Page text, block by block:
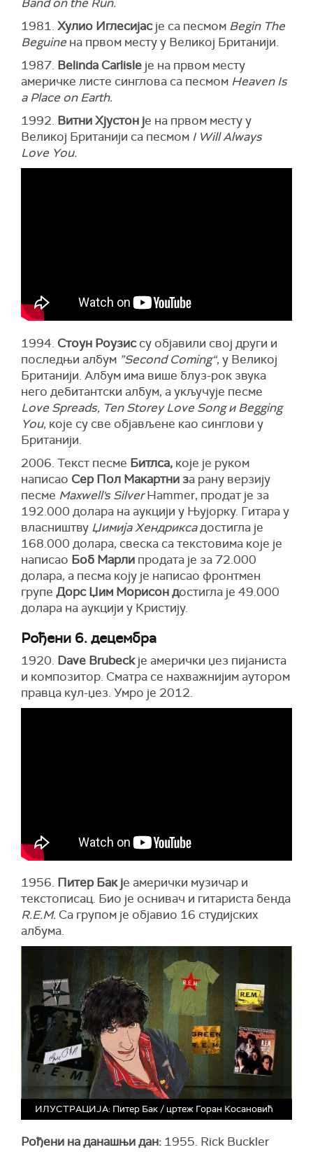
Band on the Run.
1981. Хулио Иглесијас је са песмом Begin The
Beguineна првом месту у Великој Британији.
1987. Belinda Carlisle је на првом месту
америчке листе синглова са песмом Heaven Is
a Place on Earth.
1992. Витни Хјустон је на првом месту у
Великој Британији са песмом I Will Always
Love You.
1994. Стоун Роузис су објавили свој други и
последњи албум ”Second Coming“, у Великој
Британији. Албум има више блуз-рок звука
него дебитантски албум, а укључује песме
Love Spreads, Ten Storey Love Song и Begging
You, које су све објављене као синглови у
Британији.
2006. Текст песме Битлса, које је руком
написао Сер Пол Макартни за рану верзију
песме Maxwell's SilverHammer, продат је за
192.000 долара на аукцији у Њујорку. Гитара у
власништву Џимија Хендриксадостигла је
168.000 долара, свеска са текстовима које је
написао Боб Марли продата је за 72.000
долара, а песма коју је написао фронтмен
групе Дорс Џим Морисон достигла је 49.000
долара на аукцији у Кристију.
Рођени 6. децембра
1920. Dave Brubeckје амерички џез пијаниста
и композитор. Сматра се нахважнијим аутором
правца кул-џез. Умро је 2012.
1956. Питер Бак је амерички музичар и
текстописац. Био је оснивач и гитариста бенда
R.E.M. Са групом је објавио 16 студијских
албума.
ИЛУСТРАЦИЈА: Питер Бак / цртеж Горан Косановић
Рођени на данашњи дан: 1955. Rick Buckler